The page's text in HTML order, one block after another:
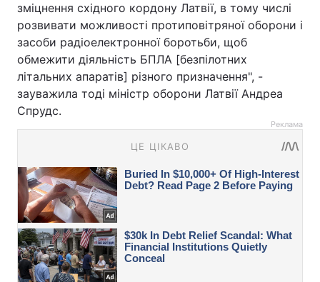
зміцнення східного кордону Латвії, в тому числі
розвивати можливості протиповітряної оборони і
засоби радіоелектронної боротьби, щоб
обмежити діяльність БПЛА [безпілотних
літальних апаратів] різного призначення", -
зауважила тоді міністр оборони Латвії Андреа
Спрудс.
Реклама